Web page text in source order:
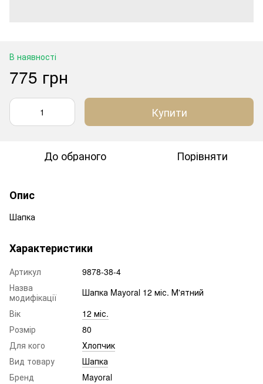
В наявності
775 грн
Купити
До обраного Порівняти
Опис
Шапка
Характеристики
Артикул
9878-38-4
Назва
модифікації
Шапка Mayoral 12 міс. М'ятний
Вік
12 міс.
Розмір
80
Для кого
Хлопчик
Вид товару
Шапка
Бренд
Mayoral